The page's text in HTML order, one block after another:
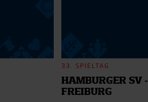
33. SPIELTAG
HAMBURGER SV -
FREIBURG